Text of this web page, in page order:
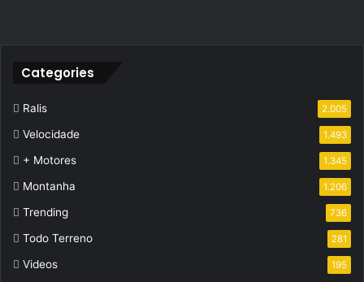
Categories
Ralis 2.005
Velocidade 1.493
+ Motores 1.345
Montanha 1.206
Trending 736
Todo Terreno 281
Videos 195